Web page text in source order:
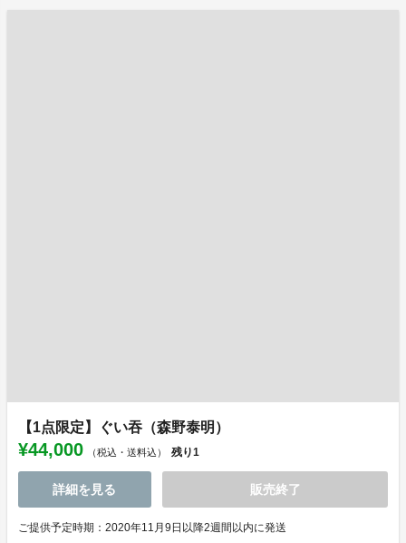
【1点限定】ぐい吞（森野泰明）
¥44,000 （税込・送料込） 残り1
詳細を見る 販売終了
ご提供予定時期：2020年11月9日以降2週間以内に発送